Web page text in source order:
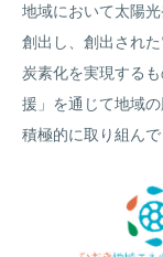
地域において太陽
創出し、創出され
炭素化を実現する
援」を通じて地域
積極的に取り組んで